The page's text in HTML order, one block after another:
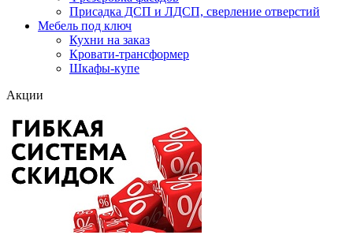
Присадка ДСП и ЛДСП, сверление отверстий
Мебель под ключ
Кухни на заказ
Кровати-трансформер
Шкафы-купе
Акции